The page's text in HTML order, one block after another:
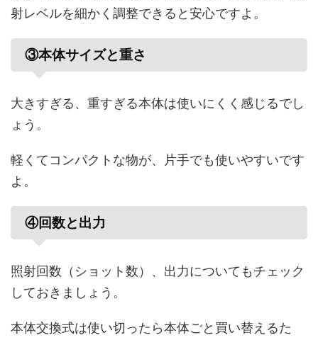
射レベルを細かく調整できると安心ですよ。
③本体サイズと重さ
大きすぎる、重すぎる本体は使いにくく感じるでし
ょう。
軽くてコンパクトな物が、片手でも使いやすいです
よ。
④回数と出力
照射回数（ショット数）、出力についてもチェック
しておきましょう。
本体交換式は使い切ったら本体ごと買い替えるた